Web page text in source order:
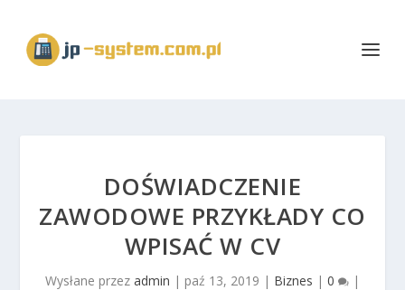
DOŚWIADCZENIE
ZAWODOWE PRZYKŁADY CO
WPISAĆ W CV
Wysłane przez admin | paź 13, 2019 | Biznes | 0 |